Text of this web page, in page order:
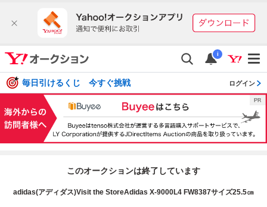
i
毎日引けるくじ 今すぐ挑戦 ログイン
このオークションは終了しています
adidas(アディダス)Visit the StoreAdidas X-9000L4 FW8387サイズ25.5㎝